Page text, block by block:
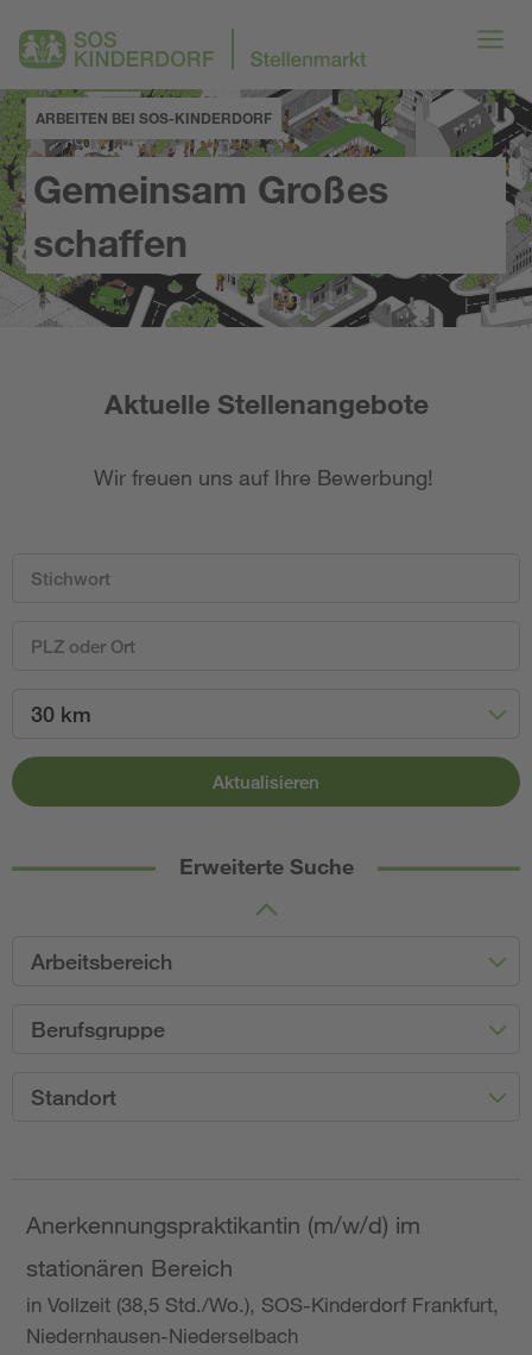
ARBEITEN BEI SOS-KINDERDORF
Gemeinsam Großes
schaffen
Aktuelle Stellenangebote
Wir freuen uns auf Ihre Bewerbung!
30 km
Aktualisieren
Erweiterte Suche
Arbeitsbereich
Berufsgruppe
Standort
Anerkennungspraktikantin (m/w/d) im
stationären Bereich
in Vollzeit (38,5 Std./Wo.), SOS-Kinderdorf Frankfurt,
Niedernhausen-Niederselbach